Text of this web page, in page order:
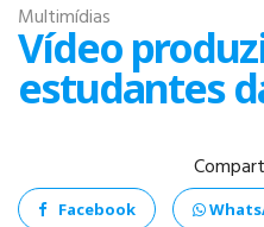
Multimídias
Vídeo
estudantes
Facebook